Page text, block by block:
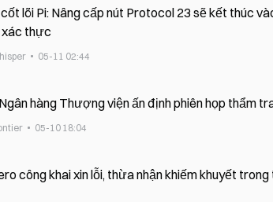
lõi Pi: Nâng cấp nút Protocol 23 sẽ kết thúc
thực
05-11 02:44
hàng Thượng viện ấn định phiên họp thẩm
05-10 18:04
công khai xin lỗi, thừa nhận khiếm khuyết